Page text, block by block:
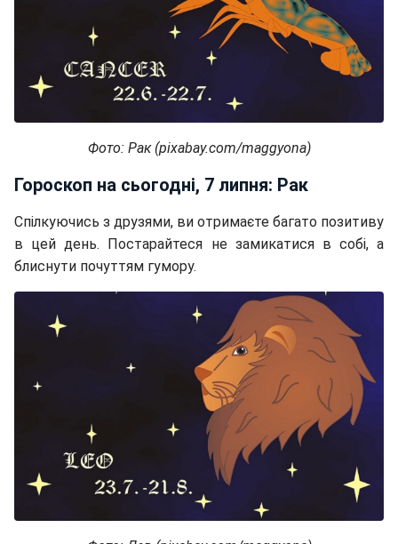
Фото: Рак (pixabay.com/maggyona)
Гороскоп на сьогодні, 7 липня: Рак
Спілкуючись з друзями, ви отримаєте багато позитиву
в цей день. Постарайтеся не замикатися в собі, а
блиснути почуттям гумору.